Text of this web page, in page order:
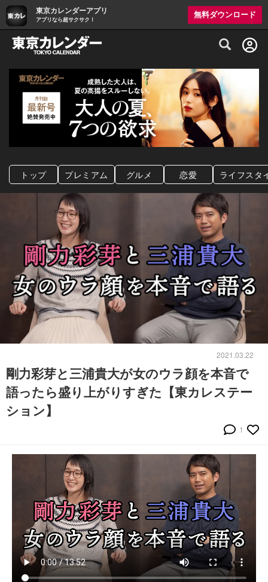
東京カレンダーアプリ
アプリなら超サクサク！
無料ダウンロード
グルメ情報・プレミアムレストラン予約
トップ プレミアム グルメ 恋愛 ライフスタ
2021.03.22
剛力彩芽と三浦貴大が女のウラ顔を本音で
語ったら盛り上がりすぎた【東カレステー
ション】
1